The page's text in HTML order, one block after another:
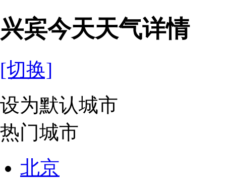
兴宾今天天气详情
[切换]
设为默认城市
热门城市
北京